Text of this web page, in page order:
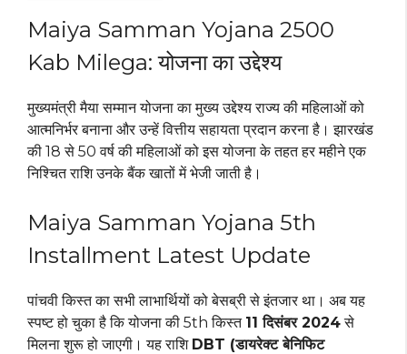
Maiya Samman Yojana 2500
Kab Milega: योजना का उद्देश्य
मुख्यमंत्री मैया सम्मान योजना का मुख्य उद्देश्य राज्य की महिलाओं को
आत्मनिर्भर बनाना और उन्हें वित्तीय सहायता प्रदान करना है। झारखंड
की 18 से 50 वर्ष की महिलाओं को इस योजना के तहत हर महीने एक
निश्चित राशि उनके बैंक खातों में भेजी जाती है।
Maiya Samman Yojana 5th
Installment Latest Update
पांचवी किस्त का सभी लाभार्थियों को बेसब्री से इंतजार था। अब यह
स्पष्ट हो चुका है कि योजना की 5th किस्त 11 दिसंबर 2024से
मिलना शुरू हो जाएगी। यह राशि DBT (डायरेक्ट बेनिफिट